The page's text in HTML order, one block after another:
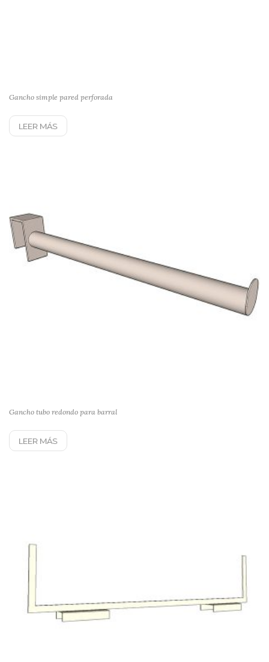
Gancho simple pared perforada
LEER MÁS
Gancho tubo redondo para barral
LEER MÁS